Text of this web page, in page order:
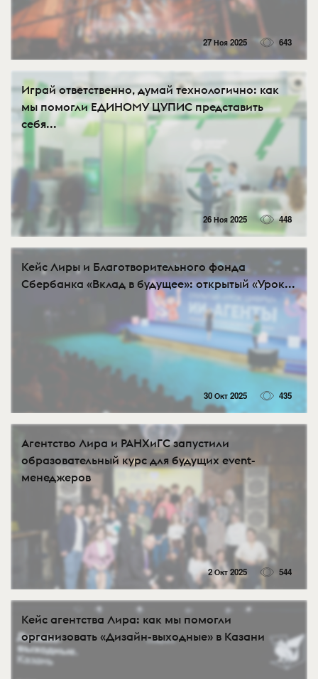
27 Ноя 2025 643
Играй ответственно, думай технологично: как
мы помогли ЕДИНОМУ ЦУПИС представить
себя...
26 Ноя 2025 448
Кейс Лиры и Благотворительного фонда
Сбербанка «Вклад в будущее»: открытый «Урок...
30 Окт 2025 435
Агентство Лира и РАНХиГС запустили
образовательный курс для будущих event-
менеджеров
2 Окт 2025 544
Кейс агентства Лира: как мы помогли
организовать «Дизайн-выходные» в Казани